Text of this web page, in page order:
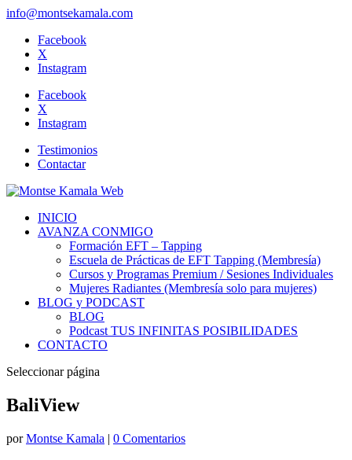
info@montsekamala.com
Facebook
X
Instagram
Facebook
X
Instagram
Testimonios
Contactar
INICIO
AVANZA CONMIGO
Formación EFT – Tapping
Escuela de Prácticas de EFT Tapping (Membresía)
Cursos y Programas Premium / Sesiones Individuales
Mujeres Radiantes (Membresía solo para mujeres)
BLOG y PODCAST
BLOG
Podcast TUS INFINITAS POSIBILIDADES
CONTACTO
Seleccionar página
BaliView
porMontse Kamala | 0 Comentarios